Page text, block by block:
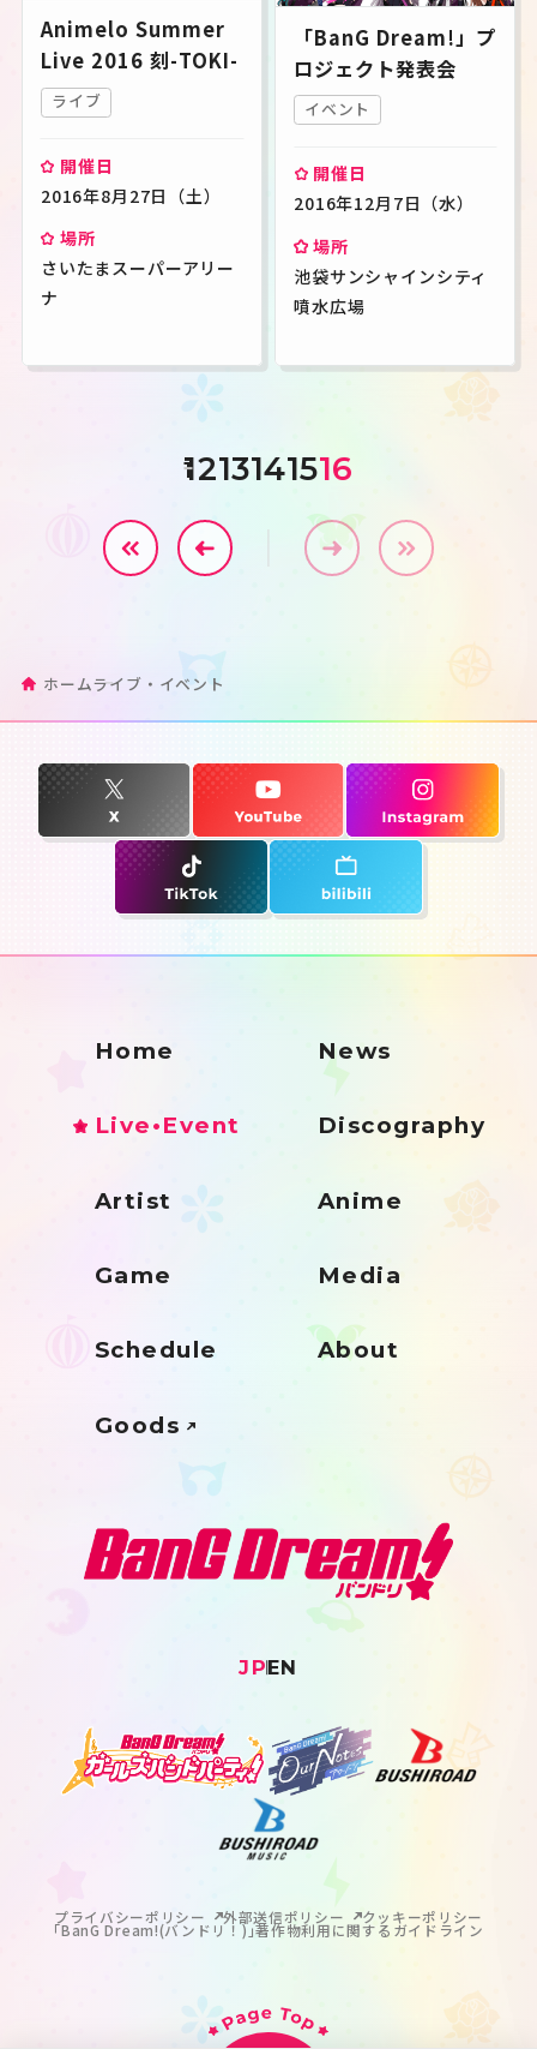
Animelo Summer
Live 2016 刻-TOKI-
ライブ
開催日
2016年8月27日（土）
場所
さいたまスーパーアリー
ナ
「BanG Dream!」プ
ロジェクト発表会
イベント
開催日
2016年12月7日（水）
場所
池袋サンシャインシティ
噴水広場
1
1213141516
ホームライブ・イベント
Home News
Live•Event Discography
Artist Anime
Game Media
Schedule About
Goods
JPEN
プライバシーポリシー 外部送信ポリシー クッキーポリシー
｢BanG Dream!(バンドリ！)｣著作物利用に関するガイドライン